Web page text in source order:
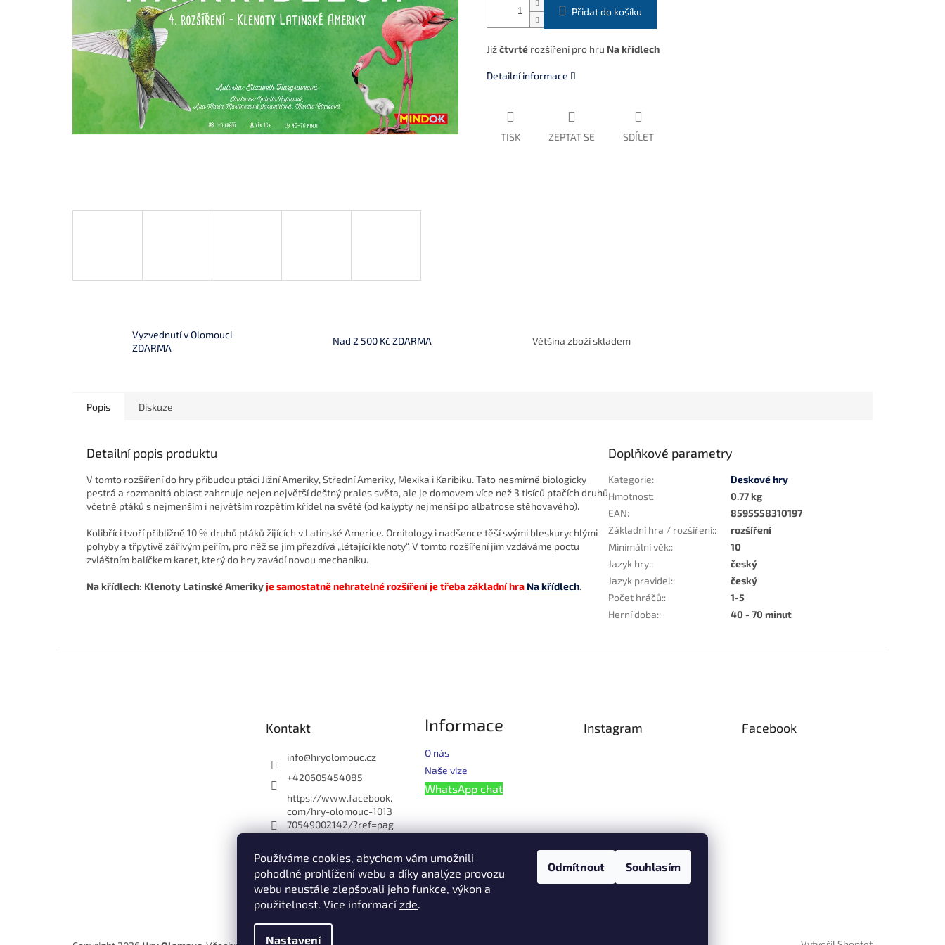
Používáme cookies, abychom vám umožnili
pohodlné prohlížení webu a díky analýze provozu
webu neustále zlepšovali jeho funkce, výkon a
použitelnost. Více informacízde.
Nastavení
Odmítnout Souhlasím
Přidat do košíku
Jižčtvrté rozšíření pro hru Na křídlech
Detailní informace
TISK ZEPTAT SE SDÍLET
Vyzvednutí v Olomouci
ZDARMA
Nad 2 500 Kč ZDARMA Většina zboží skladem
Popis Diskuze
Detailní popis produktu
V tomto rozšíření do hry přibudou ptáci Jižní Ameriky, Střední Ameriky, Mexika i Karibiku. Tato nesmírně biologicky
pestrá a rozmanitá oblast zahrnuje nejen největší deštný prales světa, ale je domovem více než 3 tisíců ptačích druhů
včetně ptáků s nejmenším i největším rozpětím křídel na světě (od kalypty nejmenší po albatrose stěhovavého).
Kolibříci tvoří přibližně 10 % druhů ptáků žijících v Latinské Americe. Ornitology i nadšence těší svými bleskurychlými
pohyby a třpytivě zářivým peřím, pro něž se jim přezdívá „létající klenoty“. V tomto rozšíření jim vzdáváme poctu
zvláštním balíčkem karet, který do hry zavádí novou mechaniku.
Na křídlech: Klenoty Latinské Amerikyje samostatně nehratelné rozšíření je třeba základní hra Na křídlech.
Doplňkové parametry
Kategorie:
Deskové hry
Hmotnost:
0.77 kg
EAN:
8595558310197
Základní hra / rozšíření::
rozšíření
Minimální věk::
10
Jazyk hry::
český
Jazyk pravidel::
český
Počet hráčů::
1-5
Herní doba:: 40 - 70 minut
Kontakt
info@hryolomouc.cz
+420605454085
https://www.facebook.
com/hry-olomouc-1013
70549002142/?ref=pag
hryolomouc
Hry Olomouc
+420608621054
Informace
O nás
Naše vize
WhatsApp chat
Instagram Facebook